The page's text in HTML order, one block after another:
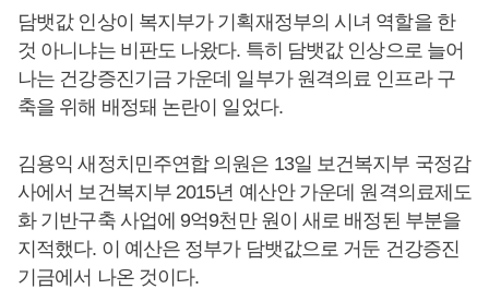
담뱃값 인상이 복지부가 기획재정부의 시녀 역할을 한
것 아니냐는 비판도 나왔다. 특히 담뱃값 인상으로 늘어
나는 건강증진기금 가운데 일부가 원격의료 인프라 구
축을 위해 배정돼 논란이 일었다.
김용익 새정치민주연합 의원은 13일 보건복지부 국정감
사에서 보건복지부 2015년 예산안 가운데 원격의료제도
화 기반구축 사업에 9억9천만 원이 새로 배정된 부분을
지적했다. 이 예산은 정부가 담뱃값으로 거둔 건강증진
기금에서 나온 것이다.